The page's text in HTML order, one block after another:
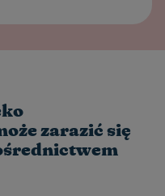
zarazić się